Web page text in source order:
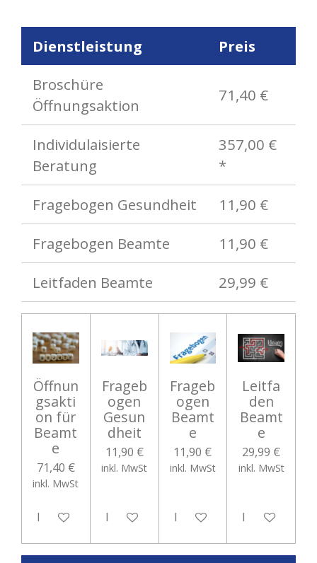
Dienstleistung
Preis
Broschüre
Öffnungsaktion
71,40 €
Individulaisierte
Beratung
357,00 €
*
Fragebogen Gesundheit
11,90 €
Fragebogen Beamte
11,90 €
Leitfaden Beamte
29,99 €
Öffnun
gsakti
on für
Beamt
e
71,40 €
inkl. MwSt
In den Warenkorb
Frageb
ogen
Gesun
dheit
11,90 €
inkl. MwSt
In den Warenkorb
Frageb
ogen
Beamt
e
11,90 €
inkl. MwSt
In den Warenkorb
Leitfa
den
Beamt
e
29,99 €
inkl. MwSt
In den